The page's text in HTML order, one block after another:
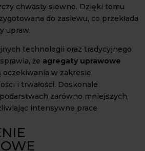
chwasty siewne. Dzięki temu
do zasiewu, co przekłada
upraw.
technologii oraz tradycyjnego
że agregaty uprawowe
oczekiwania w zakresie
i trwałości. Doskonale
zarówno mniejszych,
intensywne prace